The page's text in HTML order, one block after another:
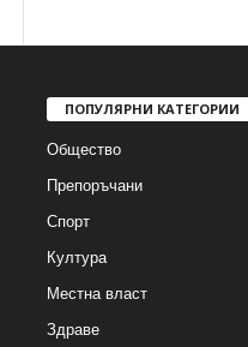
ПОПУЛЯРНИ КАТЕГОРИИ
Общество
Препоръчани
Спорт
Култура
Местна власт
Здраве